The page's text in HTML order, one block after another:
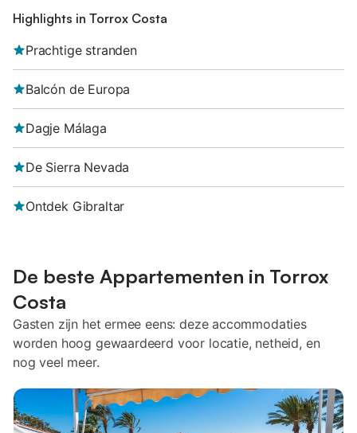
Highlights in Torrox Costa
Prachtige stranden
Balcón de Europa
Dagje Málaga
De Sierra Nevada
Ontdek Gibraltar
De beste Appartementen in Torrox
Costa
Gasten zijn het ermee eens: deze accommodaties
worden hoog gewaardeerd voor locatie, netheid, en
nog veel meer.